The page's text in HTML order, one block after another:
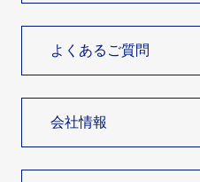
よくあるご質問
会社情報